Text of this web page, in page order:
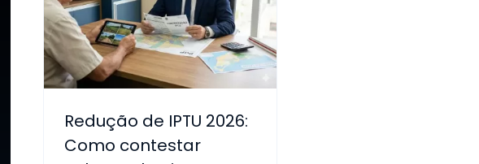
Redução de IPTU 2026:
Como contestar